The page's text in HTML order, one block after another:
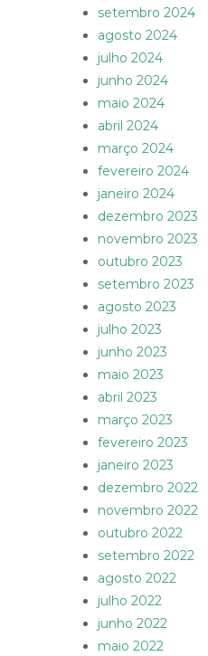
setembro 2024
agosto 2024
julho 2024
junho 2024
maio 2024
abril 2024
março 2024
fevereiro 2024
janeiro 2024
dezembro 2023
novembro 2023
outubro 2023
setembro 2023
agosto 2023
julho 2023
junho 2023
maio 2023
abril 2023
março 2023
fevereiro 2023
janeiro 2023
dezembro 2022
novembro 2022
outubro 2022
setembro 2022
agosto 2022
julho 2022
junho 2022
maio 2022